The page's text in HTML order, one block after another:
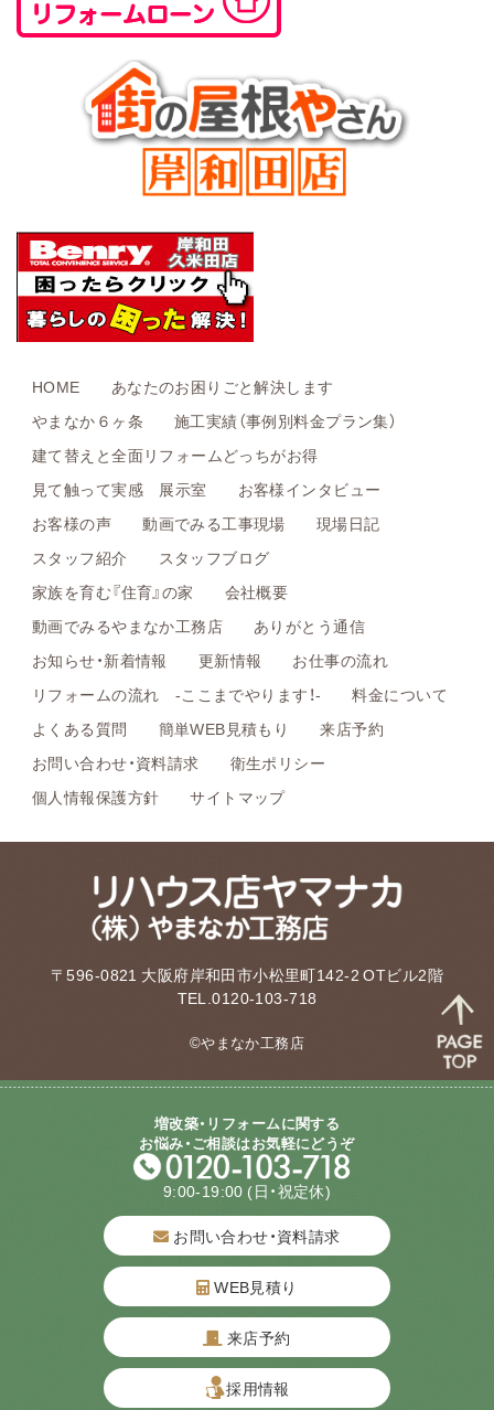
HOME
あなたのお困りごと解決します
やまなか６ヶ条
施工実績（事例別料金プラン集）
建て替えと全面リフォームどっちがお得
見て触って実感 展示室
お客様インタビュー
お客様の声
動画でみる工事現場
現場日記
スタッフ紹介
スタッフブログ
家族を育む『住育』の家
会社概要
動画でみるやまなか工務店
ありがとう通信
お知らせ・新着情報
更新情報
お仕事の流れ
リフォームの流れ -ここまでやります！-
料金について
よくある質問
簡単WEB見積もり
来店予約
お問い合わせ・資料請求
衛生ポリシー
個人情報保護方針
サイトマップ
〒596-0821 大阪府岸和田市小松里町142-2 OTビル2階
TEL.0120-103-718
©やまなか工務店
増改築・リフォームに関する
お悩み・ご相談はお気軽にどうぞ
9:00-19:00 (日・祝定休)
お問い合わせ・資料請求
WEB見積り
来店予約
採用情報